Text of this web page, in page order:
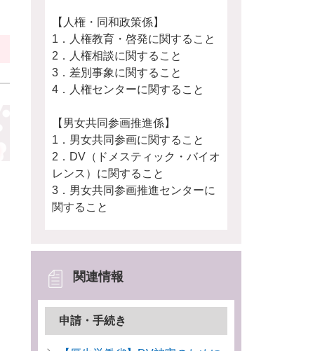
【人権・同和政策係】
1．人権教育・啓発に関すること
2．人権相談に関すること
3．差別事象に関すること
4．人権センターに関すること
【男女共同参画推進係】
1．男女共同参画に関すること
2．DV（ドメスティック・バイオ
レンス）に関すること
3．男女共同参画推進センターに
関すること
関連情報
申請・手続き